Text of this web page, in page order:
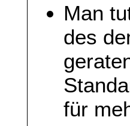
Man
des
für